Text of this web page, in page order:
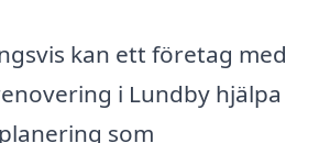
kan ett företag med
i Lundby hjälpa
som